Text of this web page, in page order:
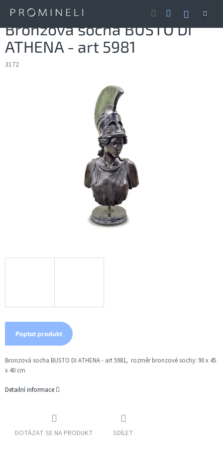
Bronzová socha BUSTO DI
ATHENA - art 5981
3172
Poptat produkt
Bronzová socha BUSTO DI ATHENA - art 5981, rozměr bronzové sochy: 90 x 45
x 40 cm
Detailní informace
DOTÁZAT SE NA PRODUKT SDÍLET